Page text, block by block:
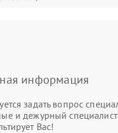
информация
задать вопрос
и дежурный
Вас!